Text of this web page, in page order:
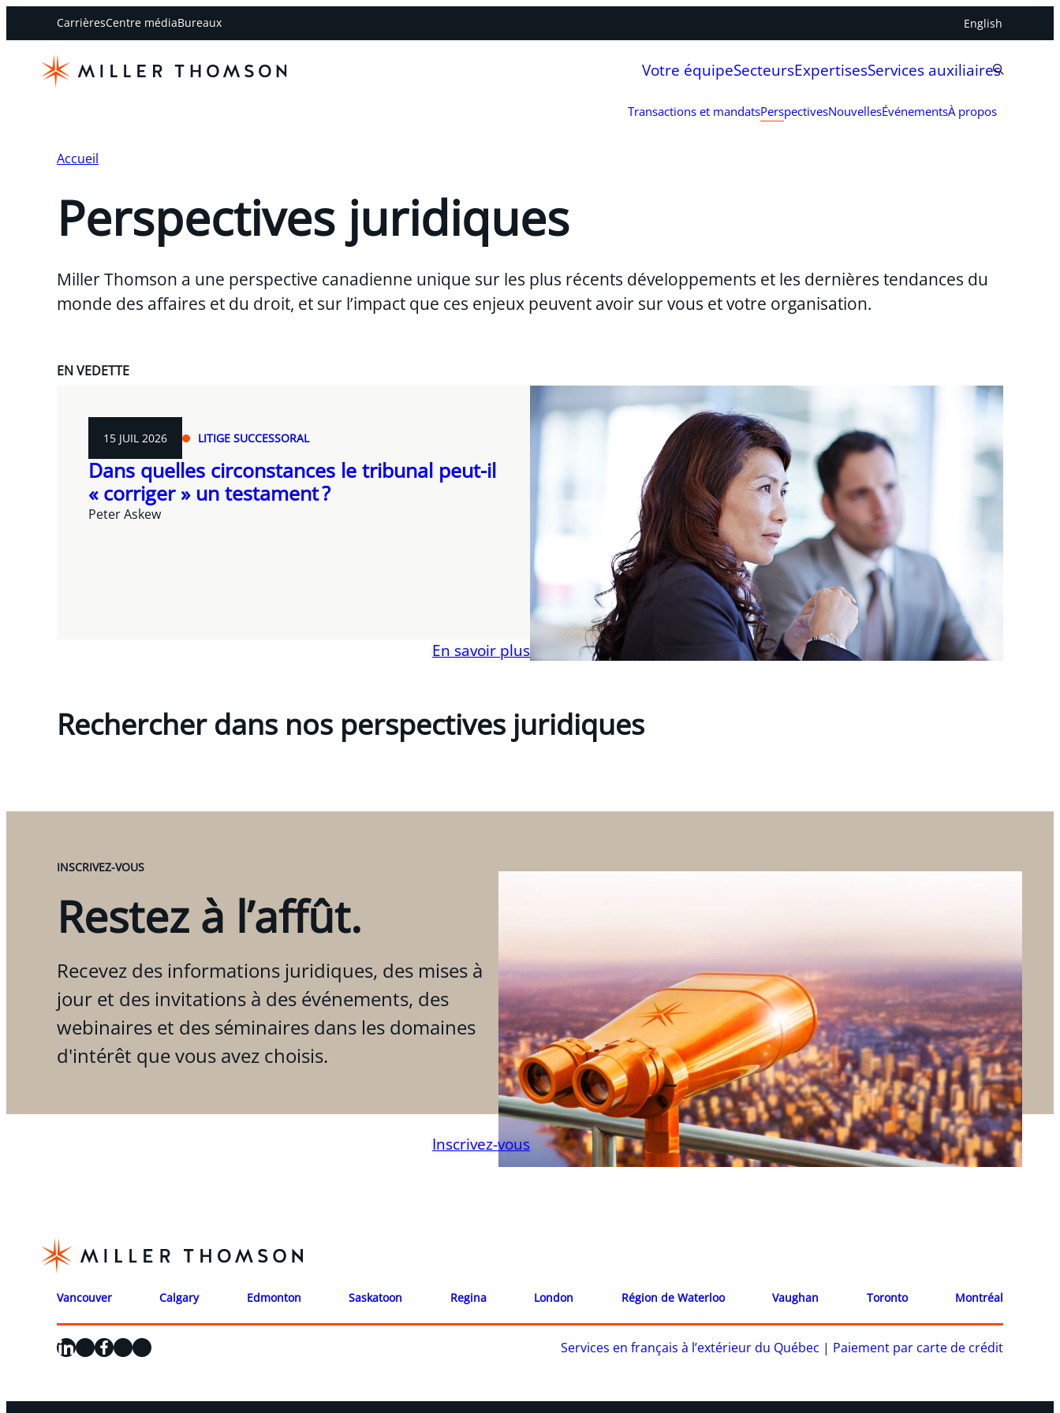
CarrièresCentre médiaBureaux English
Votre équipeSecteursExpertisesServices auxiliaires
Transactions et mandatsPerspectivesNouvellesÉvénementsÀ propos
Accueil
Perspectives juridiques
Miller Thomson a une perspective canadienne unique sur les plus récents développements et les dernières tendances du
monde des affaires et du droit, et sur l’impact que ces enjeux peuvent avoir sur vous et votre organisation.
EN VEDETTE
15 JUIL 2026 LITIGE SUCCESSORAL
Dans quelles circonstances le tribunal peut-il
« corriger » un testament ?
Peter Askew
En savoir plus
Rechercher dans nos perspectives juridiques
INSCRIVEZ-VOUS
Restez à l’affût.
Recevez des informations juridiques, des mises à
jour et des invitations à des événements, des
webinaires et des séminaires dans les domaines
d'intérêt que vous avez choisis.
Inscrivez-vous
Vancouver Calgary Edmonton Saskatoon Regina London Région de Waterloo Vaughan Toronto Montréal
LinkedIn
X Facebook
Instagram
YouTube Services en français à l’extérieur du Québec | Paiement par carte de crédit